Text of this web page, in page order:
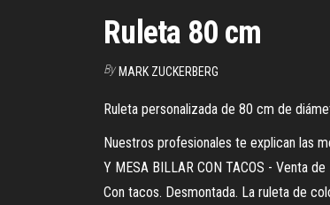
Ruleta 80 cm
By MARK ZUCKERBERG
Ruleta personalizada de 80 cm de
Nuestros profesionales te explican las
Y MESA BILLAR CON TACOS - Venta
Con tacos. Desmontada. La ruleta de